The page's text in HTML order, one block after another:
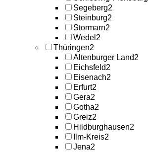
Segeberg2
Steinburg2
Stormarn2
Wedel 2
Thüringen2
Altenburger Land2
Eichsfeld2
Eisenach2
Erfurt2
Gera2
Gotha2
Greiz2
Hildburghausen2
Ilm-Kreis2
Jena2